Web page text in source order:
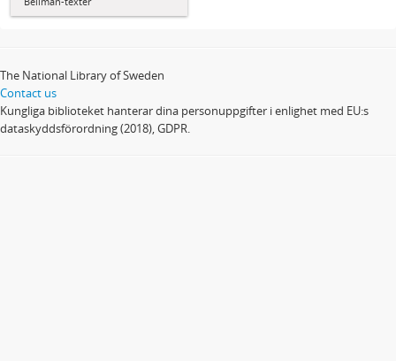
The National Library of Sweden
Contact us
Kungliga biblioteket hanterar dina personuppgifter i enlighet med EU:s
dataskyddsförordning (2018), GDPR.